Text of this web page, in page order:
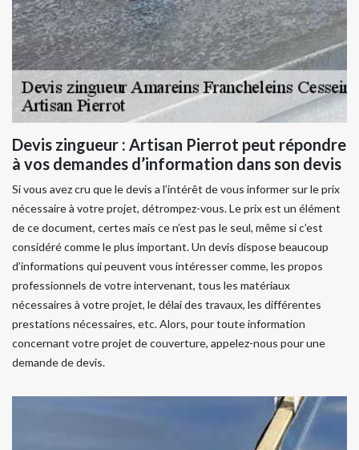
Devis zingueur : Artisan Pierrot peut répondre
à vos demandes d’information dans son devis
Si vous avez cru que le devis a l’intérêt de vous informer sur le prix
nécessaire à votre projet, détrompez-vous. Le prix est un élément
de ce document, certes mais ce n’est pas le seul, même si c’est
considéré comme le plus important. Un devis dispose beaucoup
d’informations qui peuvent vous intéresser comme, les propos
professionnels de votre intervenant, tous les matériaux
nécessaires à votre projet, le délai des travaux, les différentes
prestations nécessaires, etc. Alors, pour toute information
concernant votre projet de couverture, appelez-nous pour une
demande de devis.